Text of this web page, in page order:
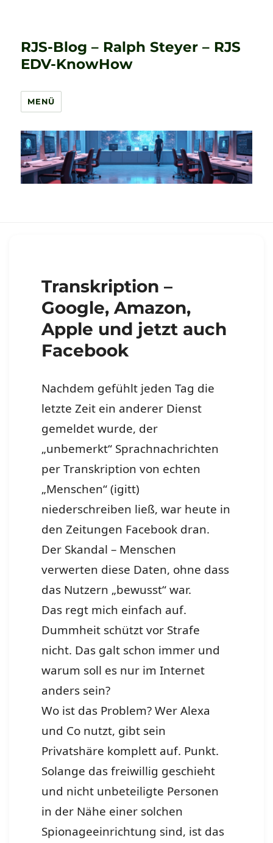
RJS-Blog – Ralph Steyer – RJS
EDV-KnowHow
MENÜ
Transkription –
Google, Amazon,
Apple und jetzt auch
Facebook
Nachdem gefühlt jeden Tag die
letzte Zeit ein anderer Dienst
gemeldet wurde, der
„unbemerkt“ Sprachnachrichten
per Transkription von echten
„Menschen“ (igitt)
niederschreiben ließ, war heute in
den Zeitungen Facebook dran.
Der Skandal – Menschen
verwerten diese Daten, ohne dass
das Nutzern „bewusst“ war.
Das regt mich einfach auf.
Dummheit schützt vor Strafe
nicht. Das galt schon immer und
warum soll es nur im Internet
anders sein?
Wo ist das Problem? Wer Alexa
und Co nutzt, gibt sein
Privatshäre komplett auf. Punkt.
Solange das freiwillig geschieht
und nicht unbeteiligte Personen
in der Nähe einer solchen
Spionageeinrichtung sind, ist das